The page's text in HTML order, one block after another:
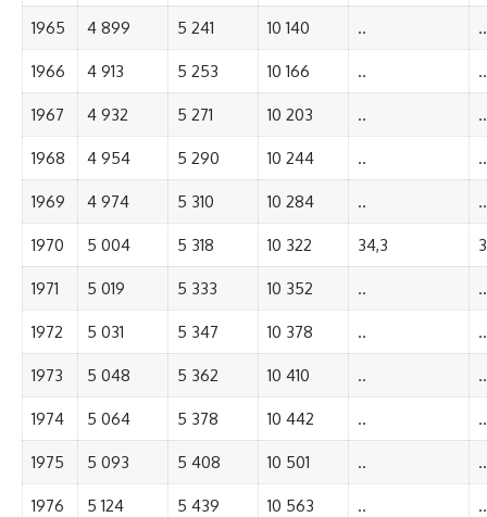
1965 4 899 5 241 10 140 .. ..
1966 4 913 5 253 10 166 .. ..
1967 4 932 5 271 10 203 .. ..
1968 4 954 5 290 10 244 .. ..
1969 4 974 5 310 10 284 .. ..
1970 5 004 5 318 10 322 34,3
1971 5 019 5 333 10 352 .. ..
1972 5 031 5 347 10 378 .. ..
1973 5 048 5 362 10 410 .. ..
1974 5 064 5 378 10 442 .. ..
1975 5 093 5 408 10 501 .. ..
1976 5 124 5 439 10 563 .. ..